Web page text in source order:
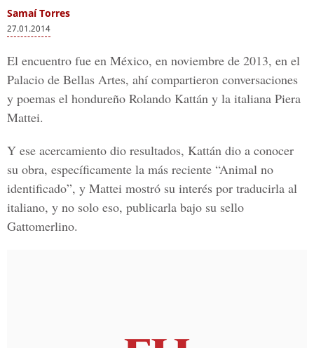
Samaí Torres
27.01.2014
El encuentro fue en México, en noviembre de 2013, en el
Palacio de Bellas Artes, ahí compartieron conversaciones
y poemas el hondureño Rolando Kattán y la italiana Piera
Mattei.
Y ese acercamiento dio resultados, Kattán dio a conocer
su obra, específicamente la más reciente “Animal no
identificado”, y Mattei mostró su interés por traducirla al
italiano, y no solo eso, publicarla bajo su sello
Gattomerlino.